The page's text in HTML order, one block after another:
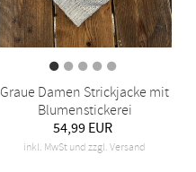
Graue Damen Strickjacke mit
Blumenstickerei
54,99 EUR
inkl. MwSt und zzgl. Versand